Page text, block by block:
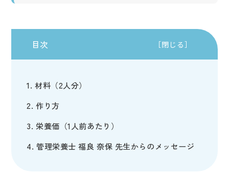
［閉じる］
目次
材料（2人分）
作り方
栄養価（1人前あたり）
管理栄養士 福良 奈保 先生からのメッセージ